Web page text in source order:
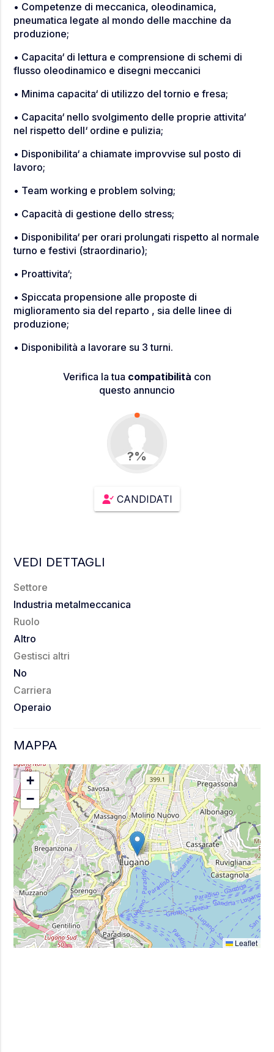
• Competenze di meccanica, oleodinamica,
pneumatica legate al mondo delle macchine da
produzione;
• Capacita‘ di lettura e comprensione di schemi di
flusso oleodinamico e disegni meccanici
• Minima capacita‘ di utilizzo del tornio e fresa;
• Capacita‘ nello svolgimento delle proprie attivita‘
nel rispetto dell‘ ordine e pulizia;
• Disponibilita‘ a chiamate improvvise sul posto di
lavoro;
• Team working e problem solving;
• Capacità di gestione dello stress;
• Disponibilita‘ per orari prolungati rispetto al normale
turno e festivi (straordinario);
• Proattivita‘;
• Spiccata propensione alle proposte di
miglioramento sia del reparto , sia delle linee di
produzione;
• Disponibilità a lavorare su 3 turni.
Verifica la tua compatibilità con
questo annuncio
0
?%
CANDIDATI
VEDI DETTAGLI
Settore
Industria metalmeccanica
Ruolo
Altro
Gestisci altri
No
Carriera
Operaio
MAPPA
+
−
Leaflet